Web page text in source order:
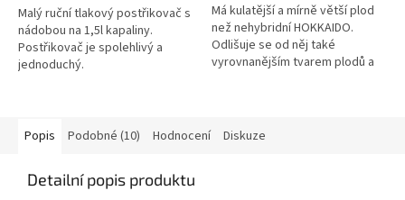
Malý ruční tlakový postřikovač s
nádobou na 1,5l kapaliny.
Postřikovač je spolehlivý a
jednoduchý.
Má kulatější a mírně větší plod
než nehybridní HOKKAIDO.
Odlišuje se od něj také
vyrovnanějším tvarem plodů a
Popis
Podobné (10) Hodnocení Diskuze
Detailní popis produktu